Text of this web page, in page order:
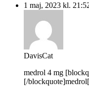
1 maj, 2023 kl.
DavisCat
medrol 4 mg
[/